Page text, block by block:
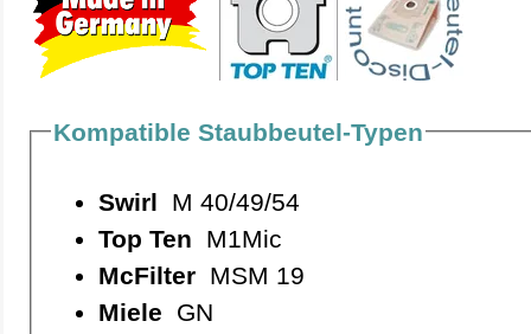
Kompatible Staubbeutel-Typen
Swirl M 40/49/54
Top Ten M1Mic
McFilterMSM 19
Miele GN